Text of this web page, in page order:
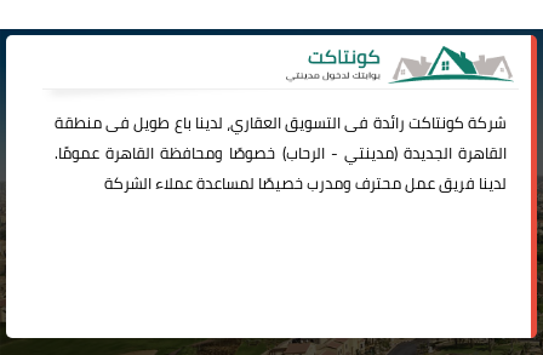
شركةكونتاكترائدة فى التسويق العقاري، لدينا باع طويل فى منطقة
القاهرة الجديدة (مدينتي -الرحاب) خصوصًا ومحافظة القاهرة عمومًا.
لدينا فريق عمل محترف ومدرب خصيصًا لمساعدة عملاء الشركة